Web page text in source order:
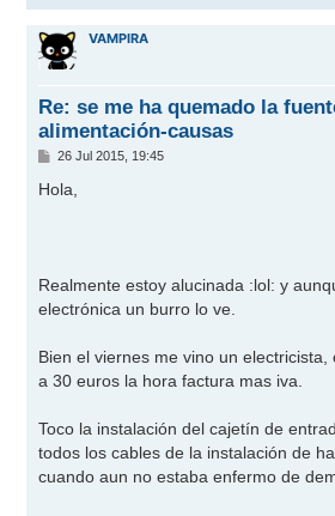
VAMPIRA
Re: se me ha quemado la
alimentación-causas
M
n
26 Jul 2015, 19:45
Hola,
Realmente estoy alucinada :lol: y
electrónica un burro lo ve.
Bien el viernes me vino un electricista,
a 30 euros la hora factura mas iva.
Toco la instalación del cajetín de
todos los cables de la instalación de
cuando aun no estaba enfermo de